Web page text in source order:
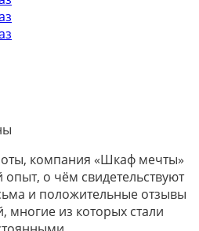
компания «Шкаф мечты»
о чём свидетельствуют
и положительные отзывы
многие из которых стали